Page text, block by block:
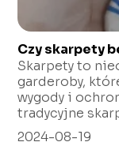
Czy skarpety
Skarpety to
garderoby,
wygody i
tradycyjne
2024-08-19